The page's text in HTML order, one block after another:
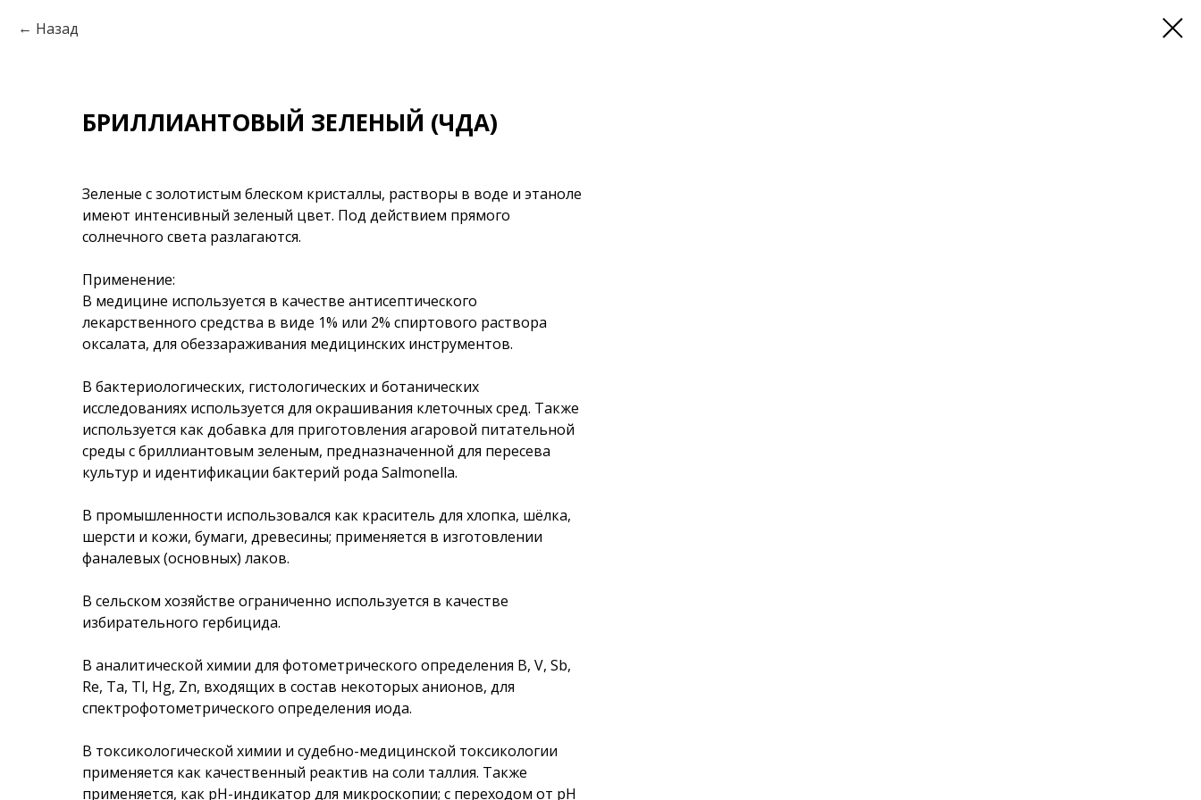
Назад
БРИЛЛИАНТОВЫЙ ЗЕЛЕНЫЙ (ЧДА)
Зеленые с золотистым блеском кристаллы, растворы в воде и этаноле
имеют интенсивный зеленый цвет. Под действием прямого
солнечного света разлагаются.
Применение:
В медицине используется в качестве антисептического
лекарственного средства в виде 1% или 2% спиртового раствора
оксалата, для обеззараживания медицинских инструментов.
В бактериологических, гистологических и ботанических
исследованиях используется для окрашивания клеточных сред. Также
используется как добавка для приготовления агаровой питательной
среды с бриллиантовым зеленым, предназначенной для пересева
культур и идентификации бактерий рода Salmonella.
В промышленности использовался как краситель для хлопка, шёлка,
шерсти и кожи, бумаги, древесины; применяется в изготовлении
фаналевых (основных) лаков.
В сельском хозяйстве ограниченно используется в качестве
избирательного гербицида.
В аналитической химии для фотометрического определения B, V, Sb,
Re, Ta, Tl, Hg, Zn, входящих в состав некоторых анионов, для
спектрофотометрического определения иода.
В токсикологической химии и судебно-медицинской токсикологии
применяется как качественный реактив на соли таллия. Также
применяется, как рН-индикатор для микроскопии; с переходом от рН